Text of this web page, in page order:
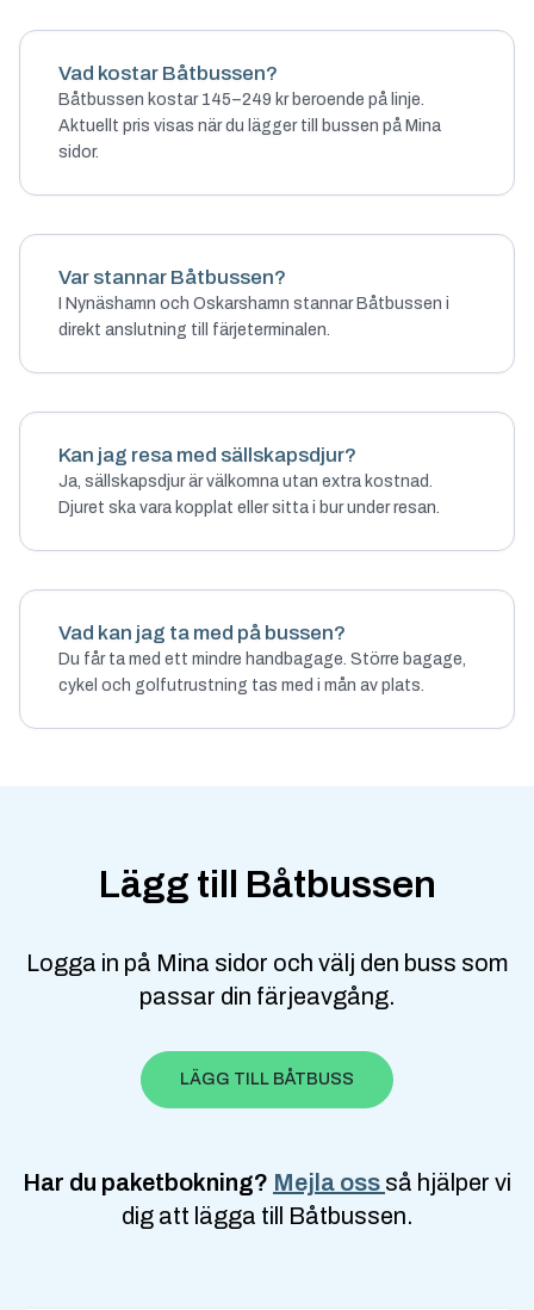
Vad kostar Båtbussen?
Båtbussen kostar 145–249 kr beroende på linje.
Aktuellt pris visas när du lägger till bussen på Mina
sidor.
Var stannar Båtbussen?
I Nynäshamn och Oskarshamn stannar Båtbussen i
direkt anslutning till färjeterminalen.
Kan jag resa med sällskapsdjur?
Ja, sällskapsdjur är välkomna utan extra kostnad.
Djuret ska vara kopplat eller sitta i bur under resan.
Vad kan jag ta med på bussen?
Du får ta med ett mindre handbagage. Större bagage,
cykel och golfutrustning tas med i mån av plats.
Lägg till Båtbussen
Logga in på Mina sidor och välj den buss som
passar din färjeavgång.
LÄGG TILL BÅTBUSS
Har du paketbokning? Mejla oss så hjälper vi
dig att lägga till Båtbussen.